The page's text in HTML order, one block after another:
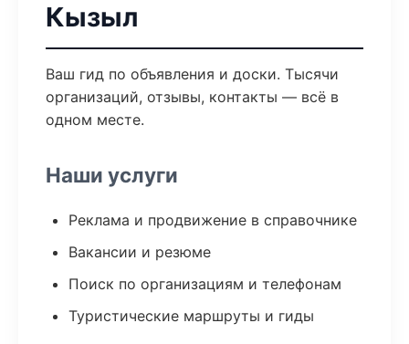
Кызыл
Ваш гид по объявления и доски. Тысячи
организаций, отзывы, контакты — всё в
одном месте.
Наши услуги
Реклама и продвижение в справочнике
Вакансии и резюме
Поиск по организациям и телефонам
Туристические маршруты и гиды